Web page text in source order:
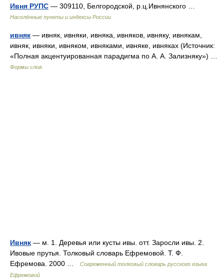
Ивня РУПС — 309110, Белгородской, р.ц.Ивнянского …
Населённые пункты и индексы России
ивняк — ивняк, ивняки, ивняка, ивняков, ивняку, ивнякам,
ивняк, ивняки, ивняком, ивняками, ивняке, ивняках (Источник:
«Полная акцентуированная парадигма по А. А. Зализняку») …
Формы слов
Ивняк — м. 1. Деревья или кусты ивы. отт. Заросли ивы. 2.
Ивовые прутья. Толковый словарь Ефремовой. Т. Ф.
Ефремова. 2000 …
Современный толковый словарь русского языка
Ефремовой